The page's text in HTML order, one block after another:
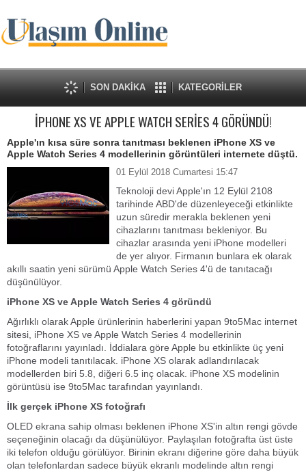
SON DAKİKA KATEGORİLER
İPHONE XS VE APPLE WATCH SERİES 4 GÖRÜNDÜ!
Apple'ın kısa süre sonra tanıtması beklenen iPhone XS ve
Apple Watch Series 4 modellerinin görüntüleri internete düştü.
01 Eylül 2018 Cumartesi 15:47
Teknoloji devi Apple'ın 12 Eylül 2108
tarihinde ABD'de düzenleyeceği etkinlikte
uzun süredir merakla beklenen yeni
cihazlarını tanıtması bekleniyor. Bu
cihazlar arasında yeni iPhone modelleri
de yer alıyor. Firmanın bunlara ek olarak
akıllı saatin yeni sürümü Apple Watch Series 4'ü de tanıtacağı
düşünülüyor.
iPhone XS ve Apple Watch Series 4 göründü
Ağırlıklı olarak Apple ürünlerinin haberlerini yapan 9to5Mac internet
sitesi, iPhone XS ve Apple Watch Series 4 modellerinin
fotoğraflarını yayınladı. İddialara göre Apple bu etkinlikte üç yeni
iPhone modeli tanıtılacak. iPhone XS olarak adlandırılacak
modellerden biri 5.8, diğeri 6.5 inç olacak. iPhone XS modelinin
görüntüsü ise 9to5Mac tarafından yayınlandı.
İlk gerçek iPhone XS fotoğrafı
OLED ekrana sahip olması beklenen iPhone XS'in altın rengi gövde
seçeneğinin olacağı da düşünülüyor. Paylaşılan fotoğrafta üst üste
iki telefon olduğu görülüyor. Birinin ekranı diğerine göre daha büyük
olan telefonlardan sadece büyük ekranlı modelinde altın rengi